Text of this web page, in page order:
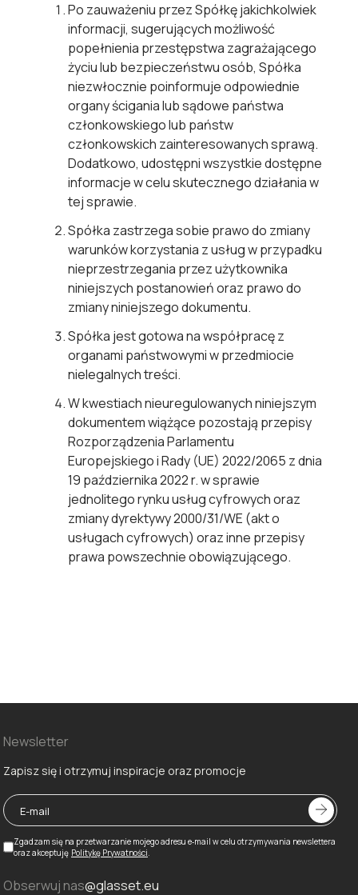
Po zauważeniu przez Spółkę jakichkolwiek
informacji, sugerujących możliwość
popełnienia przestępstwa zagrażającego
życiu lub bezpieczeństwu osób, Spółka
niezwłocznie poinformuje odpowiednie
organy ścigania lub sądowe państwa
członkowskiego lub państw
członkowskich zainteresowanych sprawą.
Dodatkowo, udostępni wszystkie dostępne
informacje w celu skutecznego działania w
tej sprawie.
Spółka zastrzega sobie prawo do zmiany
warunków korzystania z usług w przypadku
nieprzestrzegania przez użytkownika
niniejszych postanowień oraz prawo do
zmiany niniejszego dokumentu.
Spółka jest gotowa na współpracę z
organami państwowymi w przedmiocie
nielegalnych treści.
W kwestiach nieuregulowanych niniejszym
dokumentem wiążące pozostają przepisy
Rozporządzenia Parlamentu
Europejskiego i Rady (UE) 2022/2065 z dnia
19 października 2022 r. w sprawie
jednolitego rynku usług cyfrowych oraz
zmiany dyrektywy 2000/31/WE (akt o
usługach cyfrowych) oraz inne przepisy
prawa powszechnie obowiązującego.
Newsletter
Zapisz się i otrzymuj inspiracje oraz promocje
Zgadzam się na przetwarzanie mojego adresu e‑mail w celu otrzymywania newslettera
oraz akceptuję Politykę Prywatności
Obserwuj nas@glasset.eu